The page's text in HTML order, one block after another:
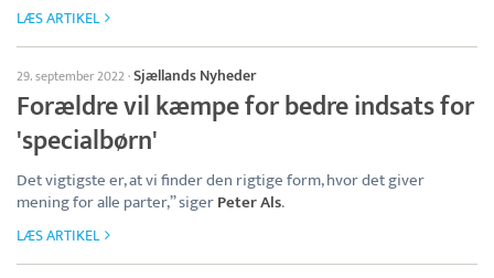
LÆS ARTIKEL
29. september 2022·Sjællands Nyheder
Forældre vil kæmpe for bedre indsats for
'specialbørn'
Det vigtigste er, at vi finder den rigtige form, hvor det giver
mening for alle parter,” sigerPeter Als.
LÆS ARTIKEL